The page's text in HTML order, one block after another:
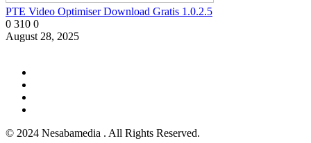
PTE Video Optimiser Download Gratis 1.0.2.5
0 310 0
August 28, 2025
© 2024 Nesabamedia . All Rights Reserved.